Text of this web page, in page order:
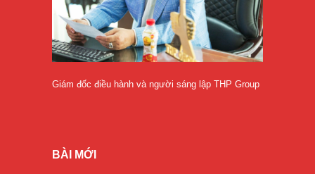
Giám đốc điều hành và người sáng lập THP Group
BÀI MỚI